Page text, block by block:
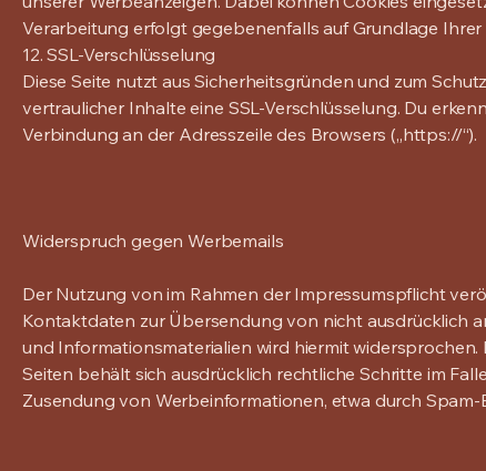
Verarbeitung erfolgt gegebenenfalls auf Grundlage Ihrer
12. SSL-Verschlüsselung
Diese Seite nutzt aus Sicherheitsgründen und zum
vertraulicher Inhalte eine SSL-Verschlüsselung. Du
Verbindung an der Adresszeile des Browsers („https://“).
Widerspruch gegen Werbemails
Der Nutzung von im Rahmen der Impressumspflicht
Kontaktdaten zur Übersendung von nicht ausdrücklich
und Informationsmaterialien wird hiermit widersprochen.
Seiten behält sich ausdrücklich rechtliche Schritte im
Zusendung von Werbeinformationen, etwa durch Spam-